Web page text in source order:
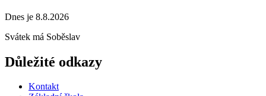
Dnes je 8.8.2026
Svátek má Soběslav
Důležité odkazy
Kontakt